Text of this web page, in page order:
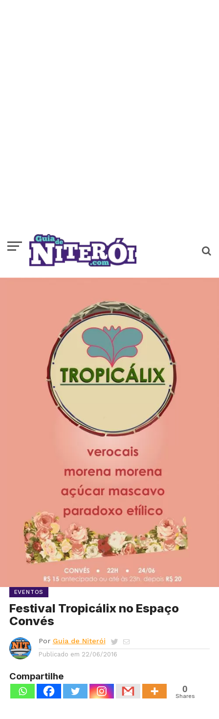
EVENTOS
Festival Tropicálix no Espaço
Convés
Por Guia de Niterói
Publicado em 22/06/2016
Compartilhe
0
Shares